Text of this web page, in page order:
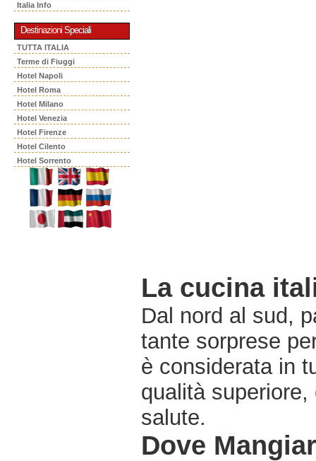
Italia Info
Destinazioni Speciali
TUTTA ITALIA
Terme di Fiuggi
Hotel Napoli
Hotel Roma
Hotel Milano
Hotel Venezia
Hotel Firenze
Hotel Cilento
Hotel Sorrento
La cucina
Dal nord al sud,
tante sorprese
è considerata in
qualità
salute.
Dove